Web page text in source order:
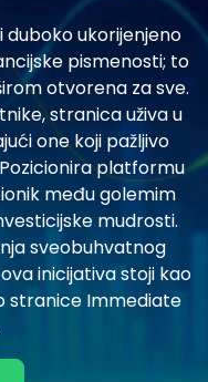
duboko ukorijenjeno
pismenosti; to
otvorena za sve.
stranica uživa u
one koji pažljivo
platformu
među golemim
mudrosti.
sveobuhvatnog
inicijativa stoji kao
stranice Immediate